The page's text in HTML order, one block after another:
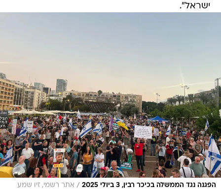
ישראל".
הפגנה נגד הממשלה בכיכר רבין, 3 ביולי 2025 / אתר רשמי, זיו שמע